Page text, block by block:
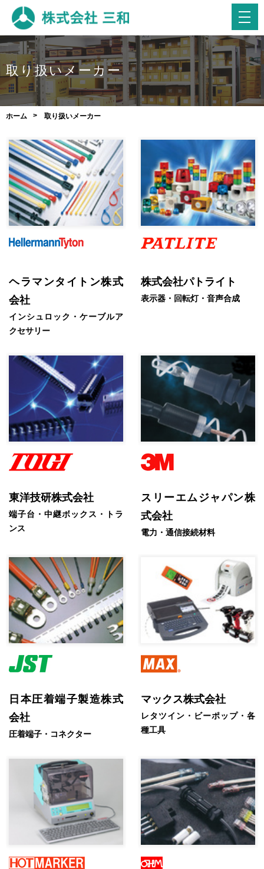
取り扱いメーカー
ホーム 取り扱いメーカー
ヘラマンタイトン株式
会社
インシュロック・ケーブルア
クセサリー
株式会社パトライト
表示器・回転灯・音声合成
東洋技研株式会社
端子台・中継ボックス・トラ
ンス
スリーエムジャパン株
式会社
電力・通信接続材料
日本圧着端子製造株式
会社
圧着端子・コネクター
マックス株式会社
レタツイン・ビーポップ・各
種工具